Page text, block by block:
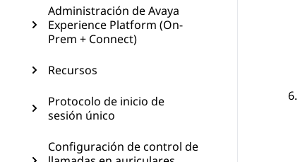
Administración de Avaya
Experience Platform (On-
Prem + Connect)
Recursos
Protocolo de inicio de
sesión único
Configuración de control de